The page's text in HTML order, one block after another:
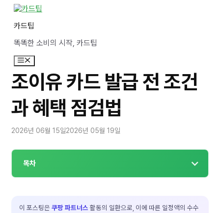
카드팁
똑똑한 소비의 시작, 카드팁
메
뉴
조이유 카드 발급 전 조건
과 혜택 점검법
2026년 06월 15일2026년 05월 19일
목차
이 포스팅은 쿠팡 파트너스 활동의 일환으로, 이에 따른 일정액의 수수